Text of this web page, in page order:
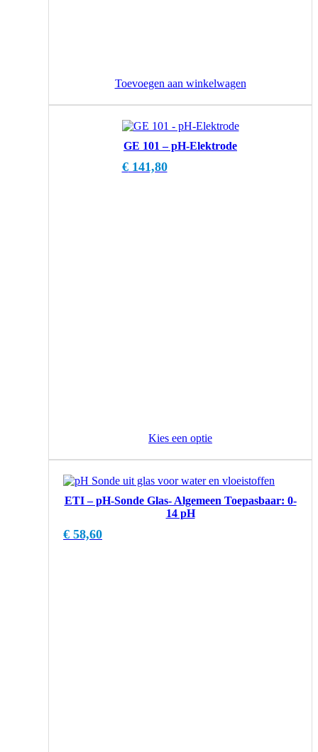
Toevoegen aan winkelwagen
GE 101 – pH-Elektrode
€141,80
Kies een optie
ETI – pH-Sonde Glas- Algemeen Toepasbaar: 0-
14 pH
€ 58,60